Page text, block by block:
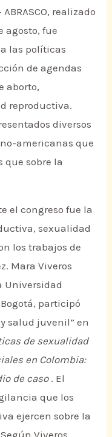
realizado
agosto, fue
las políticas
de agendas
aborto,
reproductiva.
diversos
americanas que
que sobre la
el congreso fue la
sexualidad
los trabajos de
Mara Viveros
Universidad
participó
salud juvenil” en
de sexualidad
en Colombia:
de caso. El
que los
ejercen sobre la